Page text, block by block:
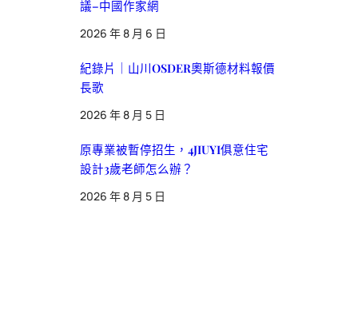
議–中國作家網
2026 年 8 月 6 日
紀錄片｜山川OSDER奧斯德材料報價
長歌
2026 年 8 月 5 日
原專業被暫停招生，4JIUYI俱意住宅
設計3歲老師怎么辦？
2026 年 8 月 5 日